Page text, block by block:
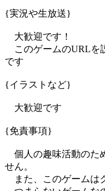
{実況や生放送}
大歓迎です！
このゲームのURLを
です
{イラストなど}
大歓迎です
{免責事項}
個人の趣味活動のた
せん。
また、このゲームは